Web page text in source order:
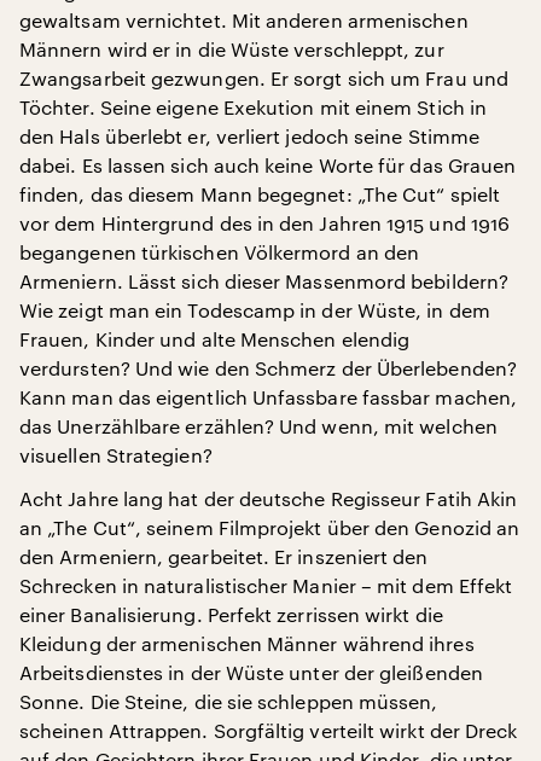
gewaltsam vernichtet. Mit anderen armenischen
Männern wird er in die Wüste verschleppt, zur
Zwangsarbeit gezwungen. Er sorgt sich um Frau und
Töchter. Seine eigene Exekution mit einem Stich in
den Hals überlebt er, verliert jedoch seine Stimme
dabei. Es lassen sich auch keine Worte für das Grauen
finden, das diesem Mann begegnet: „The Cut“ spielt
vor dem Hintergrund des in den Jahren 1915 und 1916
begangenen türkischen Völkermord an den
Armeniern. Lässt sich dieser Massenmord bebildern?
Wie zeigt man ein Todescamp in der Wüste, in dem
Frauen, Kinder und alte Menschen elendig
verdursten? Und wie den Schmerz der Überlebenden?
Kann man das eigentlich Unfassbare fassbar machen,
das Unerzählbare erzählen? Und wenn, mit welchen
visuellen Strategien?
Acht Jahre lang hat der deutsche Regisseur Fatih Akin
an „The Cut“, seinem Filmprojekt über den Genozid an
den Armeniern, gearbeitet. Er inszeniert den
Schrecken in naturalistischer Manier – mit dem Effekt
einer Banalisierung. Perfekt zerrissen wirkt die
Kleidung der armenischen Männer während ihres
Arbeitsdienstes in der Wüste unter der gleißenden
Sonne. Die Steine, die sie schleppen müssen,
scheinen Attrappen. Sorgfältig verteilt wirkt der Dreck